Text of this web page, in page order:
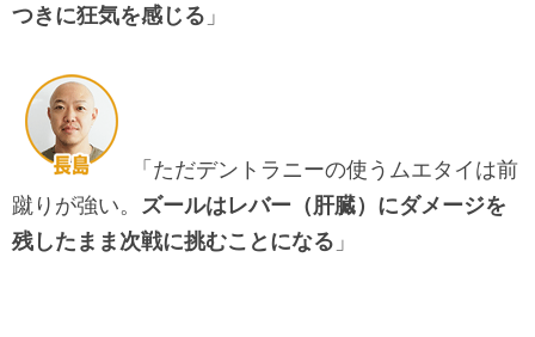
つきに狂気を感じる 」
「ただデントラニーの使うムエタイは前
蹴りが強い。
ズールはレバー（肝臓）にダメージを
残したまま次戦に挑むことになる 」